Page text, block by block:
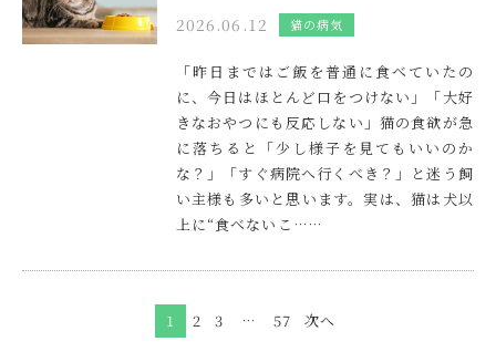
2026.06.12 猫の病気
「昨日まではご飯を普通に食べていたの
に、今日はほとんど口をつけない」「大好
きなおやつにも反応しない」猫の食欲が急
に落ちると「少し様子を見てもいいのか
な？」「すぐ病院へ行くべき？」と迷う飼
い主様も多いと思います。実は、猫は犬以
上に“食べないこ……
1 2 3 … 57 次へ